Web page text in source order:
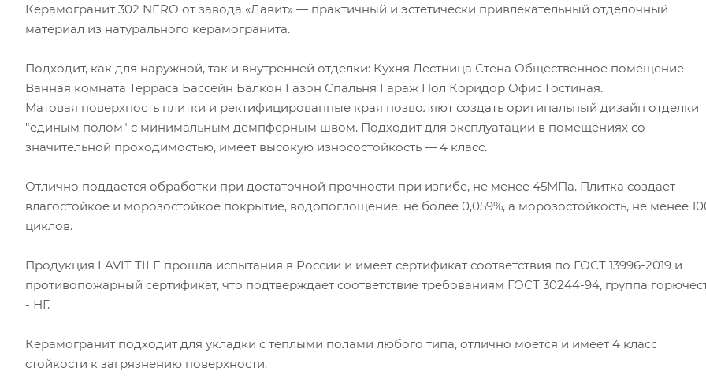
Керамогранит 302 NERO от завода «Лавит» — практичный и эстетически привлекательный отделочный
материал из натурального керамогранита.
Подходит, как для наружной, так и внутренней отделки: Кухня Лестница Стена Общественное помещение
Ванная комната Терраса Бассейн Балкон Газон Спальня Гараж Пол Коридор Офис Гостиная.
Матовая поверхность плитки и ректифицированные края позволяют создать оригинальный дизайн отделки
"единым полом" с минимальным демпферным швом. Подходит для эксплуатации в помещениях со
значительной проходимостью, имеет высокую износостойкость — 4 класс.
Отлично поддается обработки при достаточной прочности при изгибе, не менее 45МПа. Плитка создает
влагостойкое и морозостойкое покрытие, водопоглощение, не более 0,059%, а морозостойкость, не менее
циклов.
Продукция LAVIT TILE прошла испытания в России и имеет сертификат соответствия по ГОСТ 13996-2019 и
противопожарный сертификат, что подтверждает соответствие требованиям ГОСТ 30244-94, группа
- НГ.
Керамогранит подходит для укладки с теплыми полами любого типа, отлично моется и имеет 4 класс
стойкости к загрязнению поверхности.